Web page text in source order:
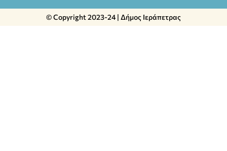
© Copyright 2023-24 | Δήμος Ιεράπετρας